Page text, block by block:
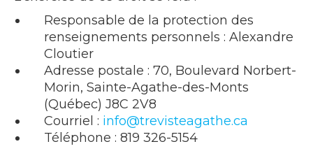
Responsable de la protection des
renseignements personnels : Alexandre
Cloutier
Adresse postale : 70, Boulevard Norbert-
Morin, Sainte-Agathe-des-Monts
(Québec) J8C 2V8
Courriel : info@trevisteagathe.ca
Téléphone : 819 326-5154